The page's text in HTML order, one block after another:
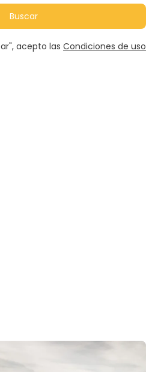
Buscar
acepto las Condiciones de uso